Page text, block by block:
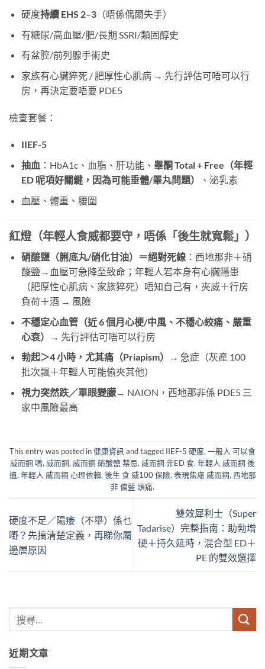
硬度持續 EHS 2–3（唔係偶爾失手）
有糖尿/高血壓/肥/長期 SSRI/類固醇史
有盆腔/前列腺手術史
家族有心臟猝死 / 肥厚性心肌病 → 先行評估可唔可以行
房，再決定要唔要 PDE5
檢查套餐：
IIEF-5
抽血 ：HbA1c、血脂、肝功能、 睾酮 Total + Free（年輕
ED 呢項好關鍵，因為可能垂體/睪丸問題）
、泌乳素
血壓、體重、腰圍
紅燈（年輕人食威都要守，唔係「後生就寬鬆」）
硝酸鹽（脷底丸/硝化甘油）＝絕對死線：西地那非＋硝
酸鹽→血壓可急降至致命；年輕人若本身有心臟隱患
（肥厚性心肌病、家族猝死）唔知自己有，夾威＋行房
負荷＋酒 → 風險
不穩定心血管（近 6 個月心梗/中風、不穩心絞痛、嚴重
心衰）
→ 先行評估可唔可以行房
勃起＞4 小時，尤其痛（Priapism）
→ 急症（灰產 100
批次飄＋年輕人可能偷夾其他）
視力突然跌／單眼變朦→ NAION，西地那非係 PDE5 三
家中風險最高
This entry was posted in健康資訊 and tagged IIEF-5 硬度, 一般人 可以食
威而鋼 嗎, 威而鋼, 威而鋼 硝酸鹽 禁忌, 威而鋼 非ED 食, 年輕人 威而鋼 後
遺, 年輕人 威而鋼 心理依賴, 後生 食 威100 保險, 表現焦慮 威而鋼, 西地那
非 偏藍 頭痛.
硬度不足／陽痿（不舉）係乜
嘢？先搞清楚定義，再睇你屬
邊層原因
雙效犀利士（Super
Tadarise）完整指南：助勃增
硬＋持久延時，混合型 ED＋
PE 的雙效選擇
近期文章